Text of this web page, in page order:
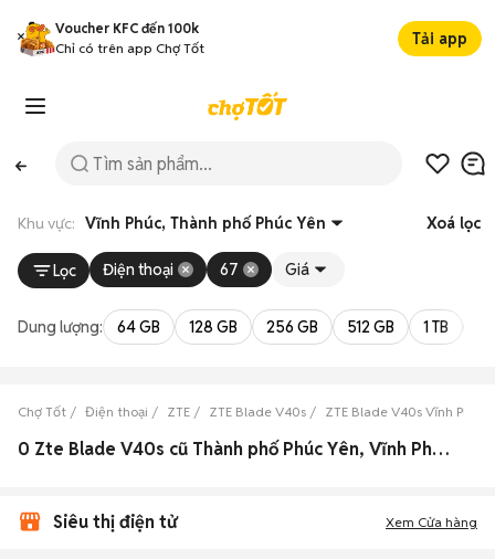
Voucher KFC đến 100k
Chỉ có trên app Chợ Tốt
Tải app
Khu vực: Vĩnh Phúc, Thành phố Phúc Yên Xoá lọc
Lọc Điện thoại 67 Giá
Dung lượng: 64 GB 128 GB 256 GB 512 GB 1 TB
Chợ Tốt Điện thoại ZTE ZTE Blade V40s ZTE Blade V40s Vĩnh Phúc
0 Zte Blade V40s cũ Thành phố Phúc Yên, Vĩnh Phúc đẹp
Siêu thị điện tử Xem Cửa hàng